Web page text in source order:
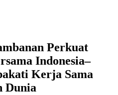
Perkuat
Indonesia–
Kerja Sama
Dunia